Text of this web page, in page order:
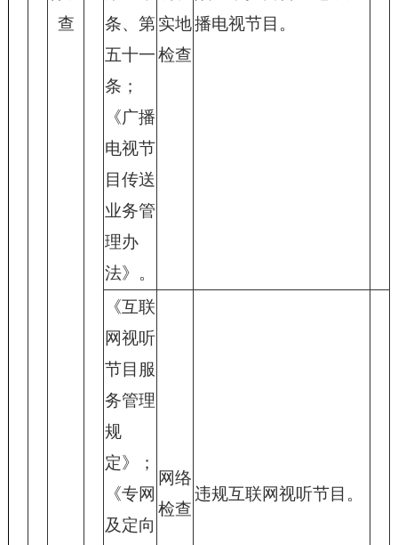
查
条、第
五十一
条；
《广播
电视节
目传送
业务管
理办
法》。
实地
检查
播电视节目。
《互联
网视听
节目服
务管理
规
定》；
《专网
及定向
网络
检查
违规互联网视听节目。